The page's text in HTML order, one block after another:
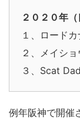
２０２０年
１、ロード
２、メイシ
３、Scat
例年阪神で開催